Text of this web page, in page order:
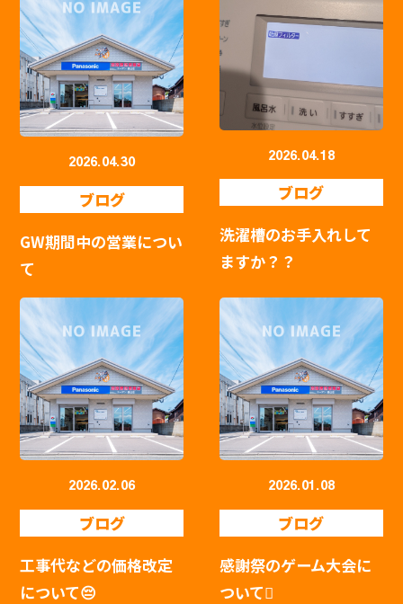
2026.04.30
ブログ
GW期間中の営業につい
て
2026.04.18
ブログ
洗濯槽のお手入れして
ますか？？
2026.02.06
ブログ
工事代などの価格改定
について😔
2026.01.08
ブログ
感謝祭のゲーム大会に
ついて